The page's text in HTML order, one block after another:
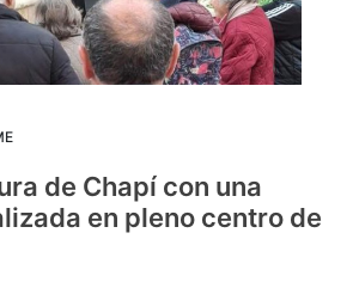
de Chapí con una
en pleno centro de